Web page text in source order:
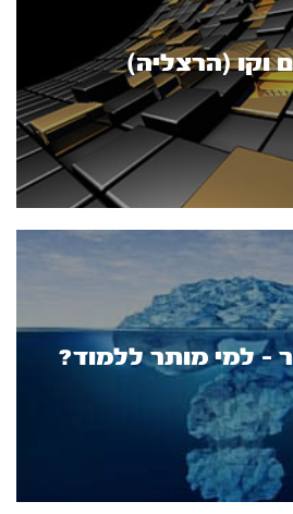
וקו (הרצליה)
- למי מותר ללמוד?